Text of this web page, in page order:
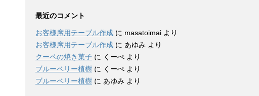
最近のコメント
お客様席用テーブル作成 に masatoimai より
お客様席用テーブル作成 に あゆみ より
クーペの焼き菓子 に くーぺ より
ブルーベリー植樹 に くーぺ より
ブルーベリー植樹 に あゆみ より